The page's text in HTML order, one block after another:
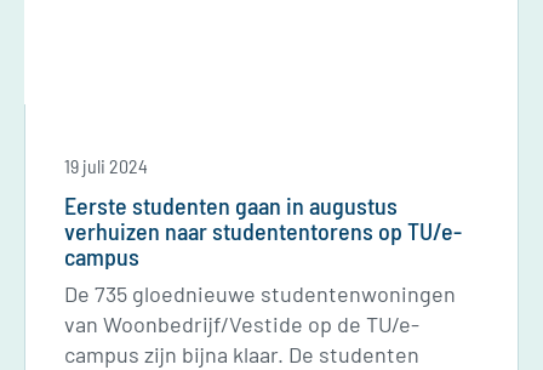
19 juli 2024
Eerste studenten gaan in augustus
verhuizen naar studententorens op TU/e-
campus
De 735 gloednieuwe studentenwoningen
van Woonbedrijf/Vestide op de TU/e-
campus zijn bijna klaar. De studenten